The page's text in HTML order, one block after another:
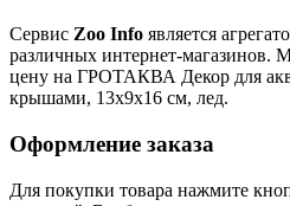
Сервис Zoo Info является
различных интернет-
цену на ГРОТАКВА Декор для
крышами, 13х9х16 см, лед.
Оформление заказа
Для покупки товара нажмите